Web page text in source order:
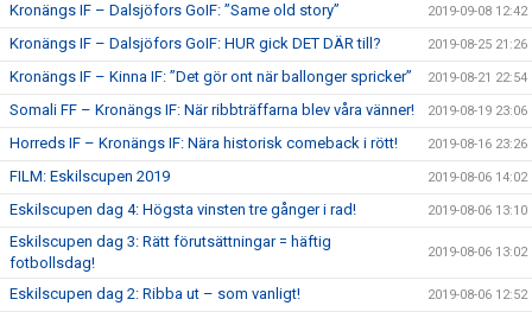
Kronängs IF – Dalsjöfors GoIF: ”Same old story” 2019-09-08 12:42
Kronängs IF – Dalsjöfors GoIF: HUR gick DET DÄR till? 2019-08-25 21:26
Kronängs IF – Kinna IF: ”Det gör ont när ballonger spricker” 2019-08-21 22:54
Somali FF – Kronängs IF: När ribbträffarna blev våra vänner! 2019-08-19 23:06
Horreds IF – Kronängs IF: Nära historisk comeback i rött! 2019-08-16 23:26
FILM: Eskilscupen 2019 2019-08-06 14:02
Eskilscupen dag 4: Högsta vinsten tre gånger i rad! 2019-08-06 13:10
Eskilscupen dag 3: Rätt förutsättningar = häftig
fotbollsdag!
2019-08-06 13:02
Eskilscupen dag 2: Ribba ut – som vanligt! 2019-08-06 12:52